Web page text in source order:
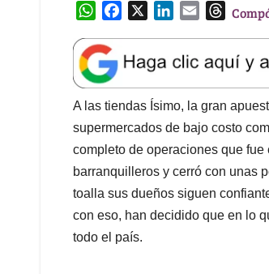
W
a
t
s
A
p
p
e
b
o
o
k
k
e
d
I
n
l
T
e
a
d
s
A las tiendas Ísimo, la gran
supermercados de bajo costo
completo de operaciones que
barranquilleros y cerró con unas
toalla sus dueños siguen
con eso, han decidido que en lo
todo el país.